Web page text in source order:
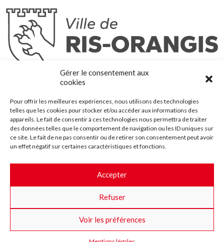
Gérer le consentement aux
cookies
Pour offrir les meilleures expériences, nous utilisons des technologies
telles que les cookies pour stocker et/ou accéder aux informations des
appareils. Le fait de consentir à ces technologies nous permettra de traiter
des données telles que le comportement de navigation ou les ID uniques sur
ce site. Le fait de ne pas consentir ou de retirer son consentement peut avoir
un effet négatif sur certaines caractéristiques et fonctions.
Accepter
Refuser
Voir les préférences
Ris-Orangis
@2022 — Tous droits réservés
Plan du site
Contact
Accessibilité
Crédits
Les marchés publics
Suggestions & Améliorations
Facebook
InstaTwitterYoutube